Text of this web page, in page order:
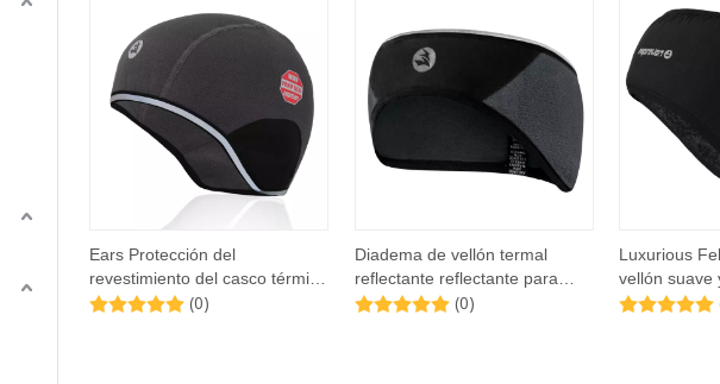
Ears Protección del
revestimiento del casco térmico
Beanie reflectante de invierno
(0)
Diadema de vellón termal
reflectante reflectante para
hombres mujeres
(0)
Luxurious
vellón suave